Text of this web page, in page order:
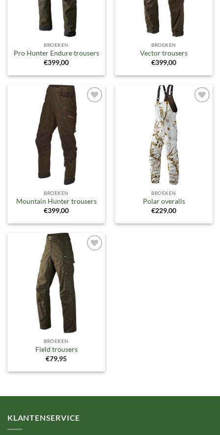
BROEKEN
Pro Hunter Endure trousers
€399,00
BROEKEN
Vector trousers
€399,00
Toevoegen
verlanglijst
BROEKEN
Mountain Hunter trousers
€399,00
BROEKEN
Polar overalls
€229,00
Toevoegen
verlanglijst
BROEKEN
Field trousers
€79,95
KLANTENSERVICE